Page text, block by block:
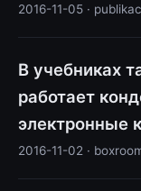
2016-11-05 ·
В учебниках
работает
электронные
2016-11-02 ·